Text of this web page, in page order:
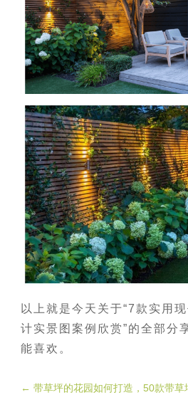
以上就是今天关于“7款实用
计实景图案例欣赏”的全部分
能喜欢。
←带草坪的花园如何打造，50款带